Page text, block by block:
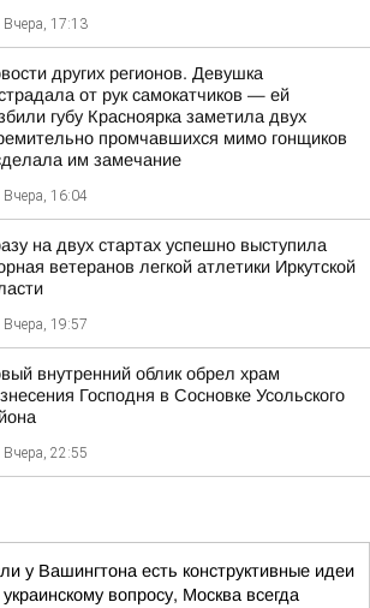
Вчера, 17:13
других регионов. Девушка
от рук самокатчиков — ей
губу Красноярка заметила двух
промчавшихся мимо гонщиков
им замечание
Вчера, 16:04
на двух стартах успешно выступила
ветеранов легкой атлетики Иркутской
Вчера, 19:57
внутренний облик обрел храм
Господня в Сосновке Усольского
Вчера, 22:55
у Вашингтона есть конструктивные идеи
украинскому вопросу, Москва всегда